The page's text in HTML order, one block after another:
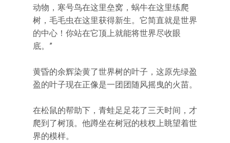
动物，寒号鸟在这里垒窝，蜗牛在这里练爬
树，毛毛虫在这里获得新生。它简直就是世界
的中心！你站在它顶上就能将世界尽收眼
底。”
黄昏的余辉染黄了世界树的叶子，这原先绿盈
盈的叶子现在正像是一团团随风摇曳的火苗。
在松鼠的帮助下，青蛙足足花了三天时间，才
爬到了树顶。他蹲坐在树冠的枝杈上眺望着世
界的模样。